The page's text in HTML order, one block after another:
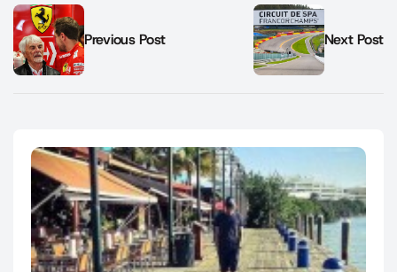
Previous Post Next Post